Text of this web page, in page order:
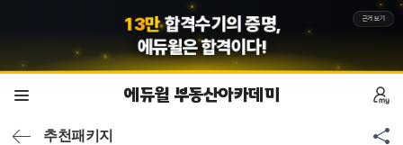
581만 회원의 선택,
에듀윌은 합격이다!
근거보기
에듀윌 부동산아카데미
추천패키지